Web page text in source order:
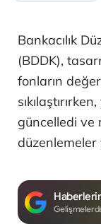
Bankacılık
(BDDK),
fonların
güncelledi ve
düzenlemeler